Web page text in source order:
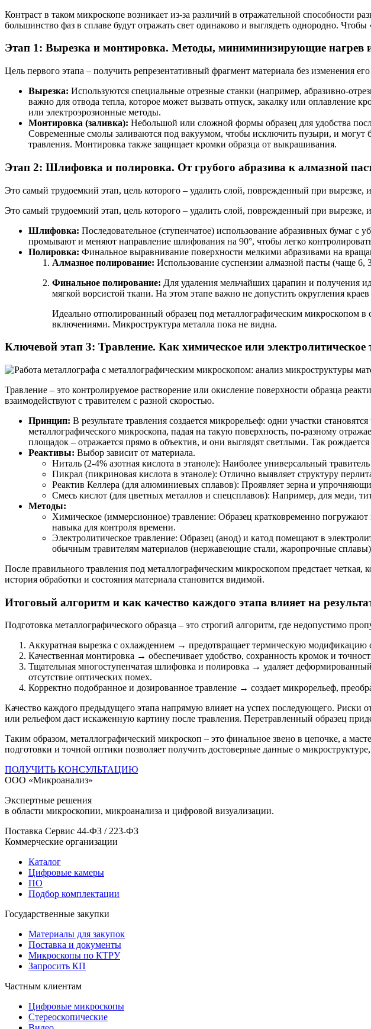
Контраст в таком микроскопе возникает из-за различий в отражательной способности
большинство фаз в сплаве будут отражать свет одинаково и выглядеть однородно.
Этап 1: Вырезка и монтировка. Методы, миниминизирующие нагрев
Цель первого этапа – получить репрезентативный фрагмент материала без изменения
Вырезка: Используются специальные отрезные станки (например, абразивно-
важно для отвода тепла, которое может вызвать отпуск, закалку или
или электроэрозионные методы.
Монтировка (заливка): Небольшой или сложной формы образец для удобства
Современные смолы заливаются под вакуумом, чтобы исключить пузыри, и
травления. Монтировка также защищает кромки образца от выкрашивания.
Этап 2: Шлифовка и полировка. От грубого абразива к алмазной
Это самый трудоемкий этап, цель которого – удалить слой, поврежденный при
Это самый трудоемкий этап, цель которого – удалить слой, поврежденный при
Шлифовка: Последовательное (ступенчатое) использование абразивных бумаг
промывают и меняют направление шлифования на 90°, чтобы легко
Полировка: Финальное выравнивание поверхности мелкими абразивами на
Алмазное полирование: Использование суспензии алмазной пасты (чаще
Финальное полирование: Для удаления мельчайших царапин и получения
мягкой ворсистой ткани. На этом этапе важно не допустить округления
Идеально отполированный образец под металлографическим микроскопом
включениями. Микроструктура металла пока не видна.
Ключевой этап 3: Травление. Как химическое или электролитическое
Травление – это контролируемое растворение или окисление поверхности образца
взаимодействуют с травителем с разной скоростью.
Принцип: В результате травления создается микрорельеф: одни участки
металлографического микроскопа, падая на такую поверхность, по-разному
площадок – отражается прямо в объектив, и они выглядят светлыми. Так рождается
Реактивы: Выбор зависит от материала.
Ниталь (2-4% азотная кислота в этаноле): Наиболее универсальный
Пикрал (пикриновая кислота в этаноле): Отлично выявляет структуру
Реактив Келлера (для алюминиевых сплавов): Проявляет зерна и
Смесь кислот (для цветных металлов и спецсплавов): Например, для меди,
Методы:
Химическое (иммерсионное) травление: Образец кратковременно
навыка для контроля времени.
Электролитическое травление: Образец (анод) и катод помещают в
обычным травителям материалов (нержавеющие стали, жаропрочные
После правильного травления под металлографическим микроскопом предстает
история обработки и состояния материала становится видимой.
Итоговый алгоритм и как качество каждого этапа влияет на
Подготовка металлографического образца – это строгий алгоритм, где недопустимо
Аккуратная вырезка с охлаждением → предотвращает термическую модификацию
Качественная монтировка → обеспечивает удобство, сохранность кромок и
Тщательная многоступенчатая шлифовка и полировка → удаляет
отсутствие оптических помех.
Корректно подобранное и дозированное травление → создает микрорельеф,
Качество каждого предыдущего этапа напрямую влияет на успех последующего.
или рельефом даст искаженную картину после травления. Перетравленный образец
Таким образом, металлографический микроскоп – это финальное звено в цепочке, а
подготовки и точной оптики позволяет получить достоверные данные о
ПОЛУЧИТЬ КОНСУЛЬТАЦИЮ
ООО «Микроанализ»
Экспертные решения
в области микроскопии, микроанализа и цифровой визуализации.
Поставка Сервис 44-ФЗ / 223-ФЗ
Коммерческие организации
Каталог
Цифровые камеры
ПО
Подбор комплектации
Государственные закупки
Материалы для закупок
Поставка и документы
Микроскопы по КТРУ
Запросить КП
Частным клиентам
Цифровые микроскопы
Стереоскопические